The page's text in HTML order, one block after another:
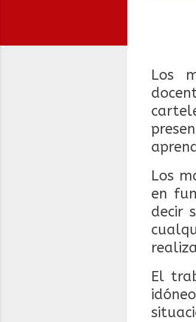
Los
Los
en
decir
El